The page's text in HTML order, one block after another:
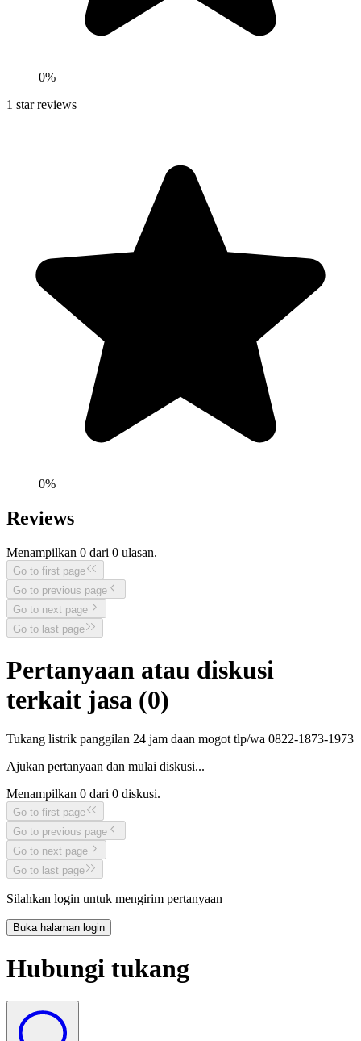
0%
1 star reviews
0%
Reviews
Menampilkan 0 dari 0 ulasan.
Go to first page
Go to previous page
Go to next page
Go to last page
Pertanyaan atau diskusi
terkait jasa (0)
Tukang listrik panggilan 24 jam daan mogot tlp/wa 0822-1873-1973
Ajukan pertanyaan dan mulai diskusi...
Menampilkan 0 dari 0 diskusi.
Go to first page
Go to previous page
Go to next page
Go to last page
Silahkan login untuk mengirim pertanyaan
Buka halaman login
Hubungi tukang